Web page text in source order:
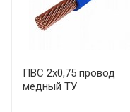
ПВС 2х0,75 провод
медный ТУ